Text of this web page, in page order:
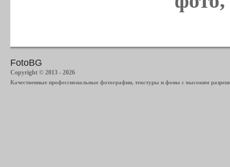
FotoBG
Copyright © 2013 - 2026
Качественные профессиональные фотографии, текстуры и фоны с высоким